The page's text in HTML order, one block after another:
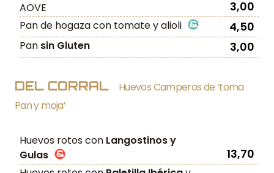
AOVE
3,00
Pan de hogaza con tomate y alioli 4,50
Pan sin Gluten 3,00
DEL CORRAL
Huevos Camperos de ‘toma
Pan y moja’
Huevos rotos con Langostinos y
Gulas
13,70